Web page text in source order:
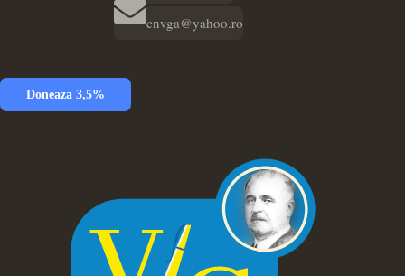
cnvga@yahoo.ro
Doneaza 3,5%